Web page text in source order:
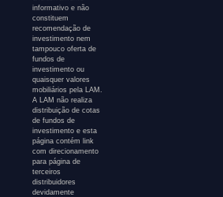
informativo e não
constituem
recomendação de
investimento nem
tampouco oferta de
fundos de
investimento ou
quaisquer valores
mobiliários pela LAM.
A LAM não realiza
distribuição de cotas
de fundos de
investimento e esta
página contém link
com direcionamento
para página de
terceiros
distribuidores
devidamente